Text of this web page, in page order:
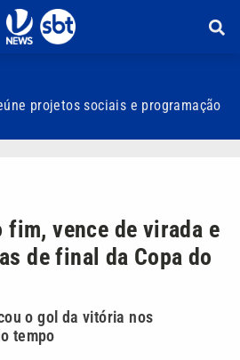
projetos sociais e programação
vence de virada e
de final da Copa do
o gol da vitória nos
tempo